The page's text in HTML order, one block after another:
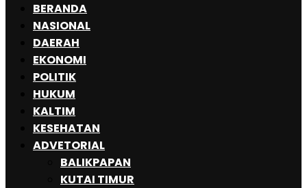
BERANDA
NASIONAL
DAERAH
EKONOMI
POLITIK
HUKUM
KALTIM
KESEHATAN
ADVETORIAL
BALIKPAPAN
KUTAI TIMUR